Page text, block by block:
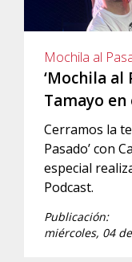
Mochila al
‘Mochila al
Tamayo
Cerramos la
Pasado’ con
especial
Podcast.
Publicación:
miércoles, 04